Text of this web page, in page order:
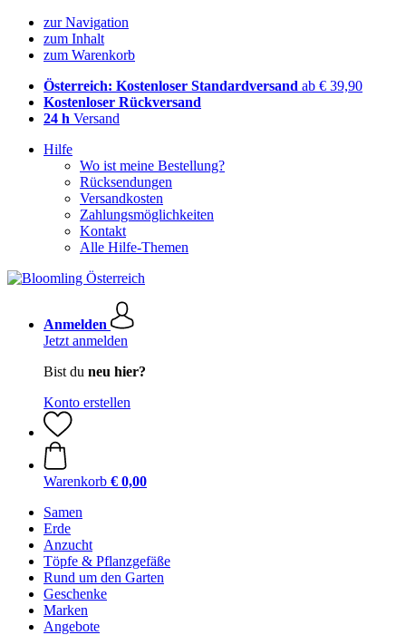
zur Navigation
zum Inhalt
zum Warenkorb
Österreich: Kostenloser Standardversand ab € 39,90
Kostenloser Rückversand
24 h Versand
Hilfe
Wo ist meine Bestellung?
Rücksendungen
Versandkosten
Zahlungsmöglichkeiten
Kontakt
Alle Hilfe-Themen
Anmelden
Jetzt anmelden
Bist du neu hier?
Konto erstellen
Warenkorb € 0,00
Samen
Erde
Anzucht
Töpfe & Pflanzgefäße
Rund um den Garten
Geschenke
Marken
Angebote